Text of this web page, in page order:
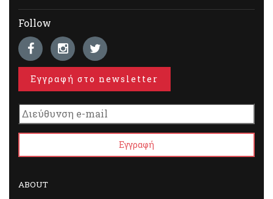
Follow
Εγγραφή στο newsletter
ABOUT